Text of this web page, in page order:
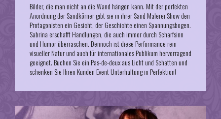
Bilder, die man nicht an die Wand hängen kann. Mit der perfekten
Anordnung der Sandkörner gibt sie in ihrer Sand Malerei Show den
Protagonisten ein Gesicht, der Geschichte einen Spannungsbogen.
Sabrina erschafft Handlungen, die auch immer durch Scharfsinn
und Humor überraschen. Dennoch ist diese Performance rein
visueller Natur und auch für internationales Publikum hervorragend
geeignet. Buchen Sie ein Pas-de-deux aus Licht und Schatten und
schenken Sie Ihren Kunden Event Unterhaltung in Perfektion!